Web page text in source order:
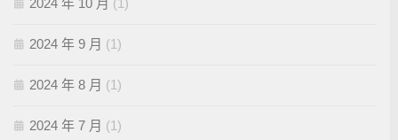
2024 年 9 月 (1)
2024 年 8 月 (1)
2024 年 7 月 (1)